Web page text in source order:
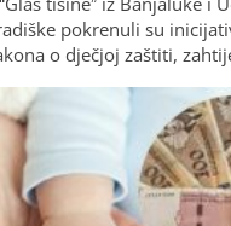
pokrenuli su
o dječjoj zaštiti,